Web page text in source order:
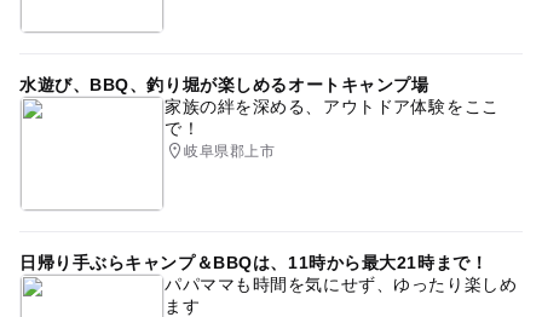
水遊び、BBQ、釣り堀が楽しめるオートキャンプ場
家族の絆を深める、アウトドア体験をここ
で！
岐阜県郡上市
日帰り手ぶらキャンプ＆BBQは、11時から最大21時まで！
パパママも時間を気にせず、ゆったり楽しめ
ます